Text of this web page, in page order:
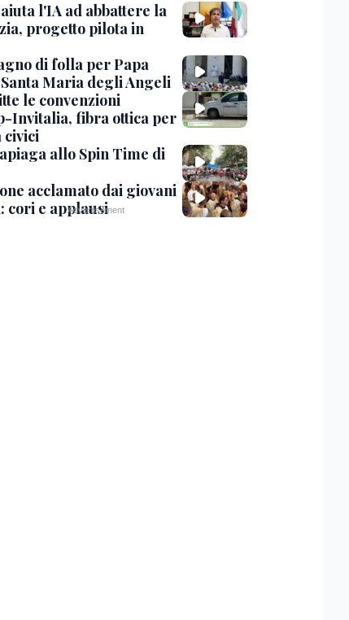
l'IA ad abbattere la
progetto pilota in
di folla per Papa
Maria degli Angeli
le convenzioni
Invitalia, fibra ottica per
civici
allo Spin Time di
acclamato dai giovani
cori e applausi